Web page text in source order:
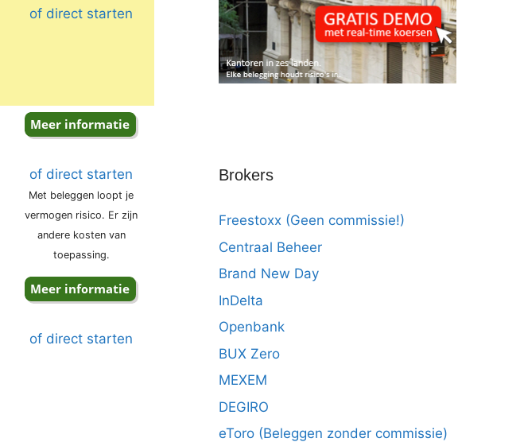
of direct starten
of direct starten
Met beleggen loopt je
vermogen risico. Er zijn
andere kosten van
toepassing.
of direct starten
Brokers
Freestoxx (Geen commissie!)
Centraal Beheer
Brand New Day
InDelta
Openbank
BUX Zero
MEXEM
DEGIRO
eToro (Beleggen zonder commissie)